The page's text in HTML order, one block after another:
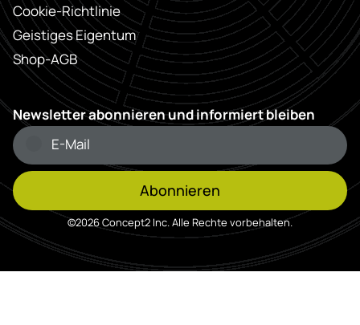
Cookie-Richtlinie
Geistiges Eigentum
Shop-AGB
Newsletter abonnieren und informiert bleiben
Abonnieren
©2026 Concept2 Inc. Alle Rechte vorbehalten.